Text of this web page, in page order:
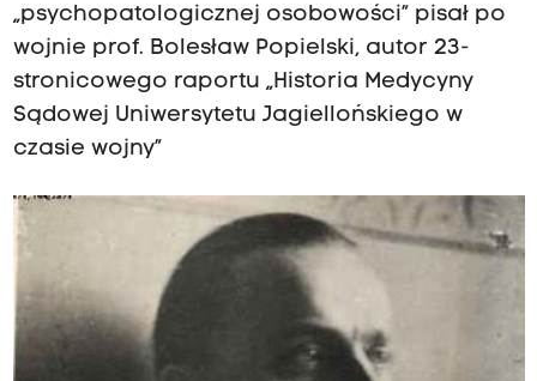
„psychopatologicznej osobowości” pisał po
wojnie prof. Bolesław Popielski, autor 23-
stronicowego raportu „Historia Medycyny
Sądowej Uniwersytetu Jagiellońskiego w
czasie wojny”